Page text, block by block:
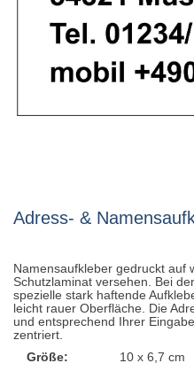
Adress- &
Namensaufkleber gedruckt auf
Schutzlaminat versehen. Bei
spezielle stark haftende
leicht rauer Oberfläche. Die
und entsprechend Ihrer
zentriert.
Größe:
10 x 6,7 cm